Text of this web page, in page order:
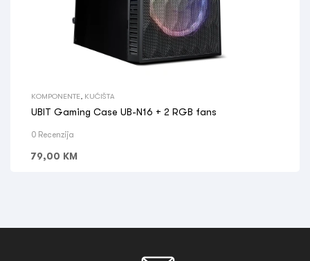
KOMPONENTE KUĆIŠTA
UBIT Gaming Case UB-N16 + 2 RGB fans
0 Recenzija
79,00 KM